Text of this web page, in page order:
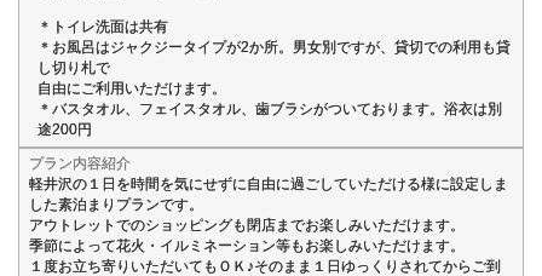
＊トイレ洗面は共有
＊お風呂はジャクジータイプが2か所。男女別ですが、貸切での利用も貸
し切り札で
自由にご利用いただけます。
＊バスタオル、フェイスタオル、歯ブラシがついております。浴衣は別
途200円
プラン内容紹介
軽井沢の１日を時間を気にせずに自由に過ごしていただける様に設定しま
した素泊まりプランです。
アウトレットでのショッピングも閉店までお楽しみいただけます。
季節によって花火・イルミネーション等もお楽しみいただけます。
１度お立ち寄りいただいてもＯＫ♪そのまま１日ゆっくりされてからご到